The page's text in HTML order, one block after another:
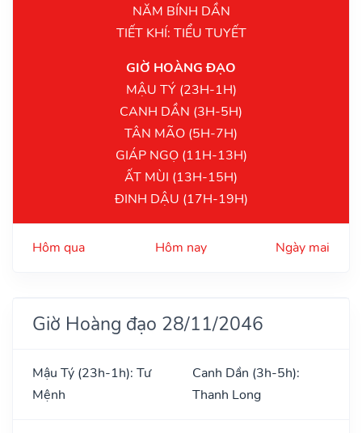
NĂM BÍNH DẦN
TIẾT KHÍ: TIỂU TUYẾT
GIỜ HOÀNG ĐẠO
MẬU TÝ (23H-1H)
CANH DẦN (3H-5H)
TÂN MÃO (5H-7H)
GIÁP NGỌ (11H-13H)
ẤT MÙI (13H-15H)
ĐINH DẬU (17H-19H)
Hôm qua Hôm nay Ngày mai
Giờ Hoàng đạo 28/11/2046
Mậu Tý (23h-1h): Tư
Mệnh
Canh Dần (3h-5h):
Thanh Long